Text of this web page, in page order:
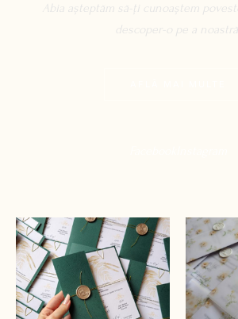
Abia așteptăm să-ți cunoaștem
descoper-o pe a noastră!